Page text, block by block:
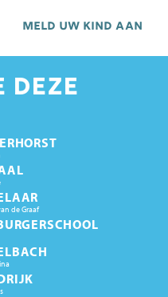
Meld uw kind aan
DEZE
de Graaf